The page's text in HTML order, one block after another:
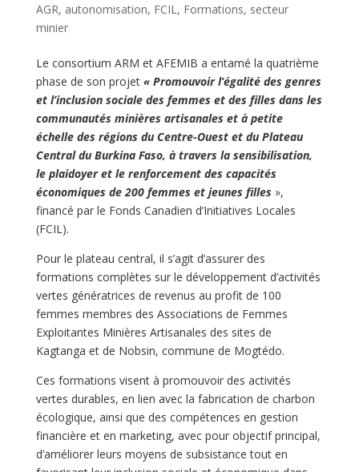
AGR, autonomisation, FCIL, Formations, secteur
minier
Le consortium ARM et AFEMIB a entamé la quatrième
phase de son projet « Promouvoir l’égalité des genres
et l’inclusion sociale des femmes et des filles dans les
communautés minières artisanales et à petite
échelle des régions du Centre-Ouest et du Plateau
Central du Burkina Faso, à travers la sensibilisation,
le plaidoyer et le renforcement des capacités
économiques de 200 femmes et jeunes filles »,
financé par le Fonds Canadien d’Initiatives Locales
(FCIL).
Pour le plateau central, il s’agit d’assurer des
formations complètes sur le développement d’activités
vertes génératrices de revenus au profit de 100
femmes membres des Associations de Femmes
Exploitantes Minières Artisanales des sites de
Kagtanga et de Nobsin, commune de Mogtédo.
Ces formations visent à promouvoir des activités
vertes durables, en lien avec la fabrication de charbon
écologique, ainsi que des compétences en gestion
financière et en marketing, avec pour objectif principal,
d’améliorer leurs moyens de subsistance tout en